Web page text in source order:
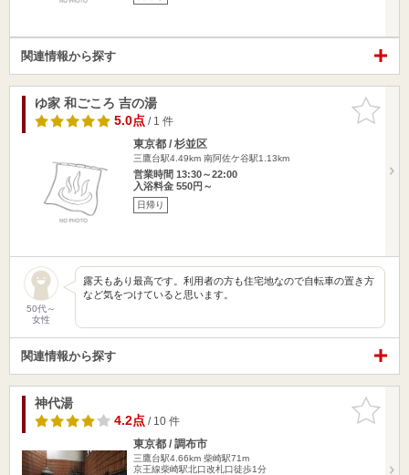
関連情報から探す
お気に入
りに追加
ゆ家 和ごころ 吉の湯
5.0点/ 1 件
東京都 / 杉並区
三鷹台駅4.49km 南阿佐ケ谷駅1.13km
営業時間 13:30～22:00
入浴料金 550円～
日帰り
50代～
女性
露天もあり最高です。利用者の方も住宅地なので自転車の置き方
など気をつけていると思います。
関連情報から探す
お気に入
りに追加
神代湯
4.2点/ 10 件
東京都 / 調布市
三鷹台駅4.66km 柴崎駅71m
京王線柴崎駅北口改札口徒歩1分